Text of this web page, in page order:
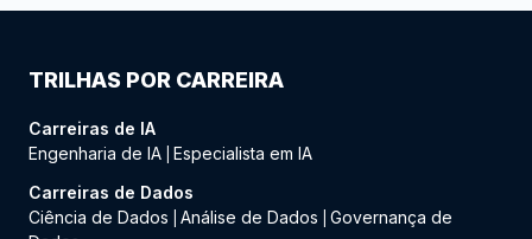
TRILHAS POR CARREIRA
Carreiras de IA
Engenharia de IA Especialista em IA
Carreiras de Dados
Ciência de Dados
Análise de Dados
Governança de